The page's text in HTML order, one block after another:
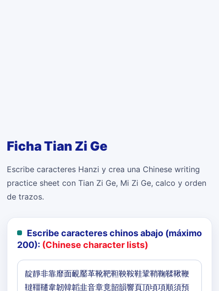
Ficha Tian Zi Ge
Escribe caracteres Hanzi y crea una Chinese writing
practice sheet con Tian Zi Ge, Mi Zi Ge, calco y orden
de trazos.
Escribe caracteres chinos abajo (máximo
200): (Chinese character lists)